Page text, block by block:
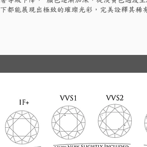
下都能展現出極致的璀璨光彩，完美詮釋其稀